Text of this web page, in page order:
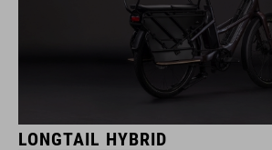
LONGTAIL HYBRID